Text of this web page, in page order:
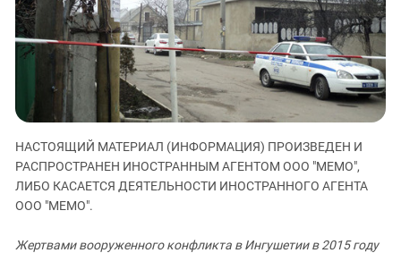
ЗАСТАВЛЯЕТ
КАВКАЗ ЗА ПАЛЕСТИНУ
ИНАКОМЫСЛИЕ В ЧЕЧНЕ
ПРЕСЛЕДОВАНИЕ АКТИВИСТОВ
МОБИЛИЗАЦИЯ И ПРОТЕСТЫ
Дагестан
Ингушетия
Кабардино-Балкария
Калмыкия
Карачаево-Черкесия
Краснодарский край
Нагорный Карабах
Российская Федерация
НАСТОЯЩИЙ МАТЕРИАЛ (ИНФОРМАЦИЯ) ПРОИЗВЕДЕН И
РАСПРОСТРАНЕН ИНОСТРАННЫМ АГЕНТОМ ООО "МЕМО",
ЛИБО КАСАЕТСЯ ДЕЯТЕЛЬНОСТИ ИНОСТРАННОГО АГЕНТА
ООО "МЕМО".
Жертвами вооруженного конфликта в Ингушетии в 2015 году